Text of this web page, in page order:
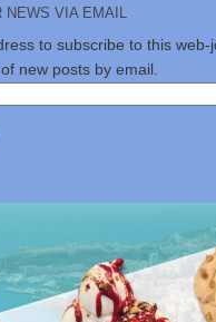
VIA EMAIL
to subscribe to this web-
new posts by email.